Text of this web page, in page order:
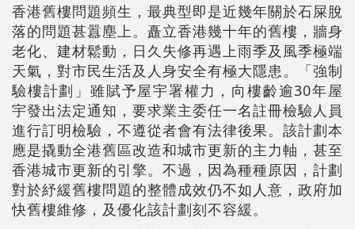
香港舊樓問題頻生，最典型即是近幾年關於石屎脫
落的問題甚囂塵上。矗立香港幾十年的舊樓，牆身
老化、建材鬆動，日久失修再遇上雨季及風季極端
天氣，對市民生活及人身安全有極大隱患。「強制
驗樓計劃」雖賦予屋宇署權力，向樓齡逾30年屋
宇發出法定通知，要求業主委任一名註冊檢驗人員
進行訂明檢驗，不遵從者會有法律後果。該計劃本
應是撬動全港舊區改造和城市更新的主力軸，甚至
香港城市更新的引擎。不過，因為種種原因，計劃
對於紓緩舊樓問題的整體成效仍不如人意，政府加
快舊樓維修，及優化該計劃刻不容緩。